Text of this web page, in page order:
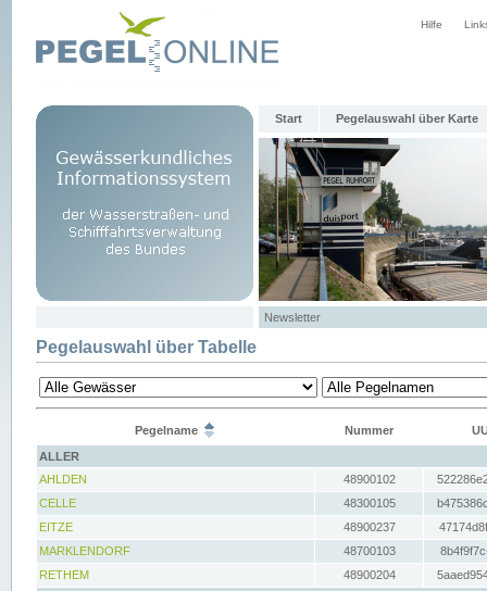
Hilfe
Start Pegelauswahl über Karte
Newsletter
Pegelauswahl über Tabelle
Pegelname Nummer
ALLER
AHLDEN
48900102
CELLE
48300105
EITZE
48900237
MARKLENDORF
48700103
RETHEM
48900204